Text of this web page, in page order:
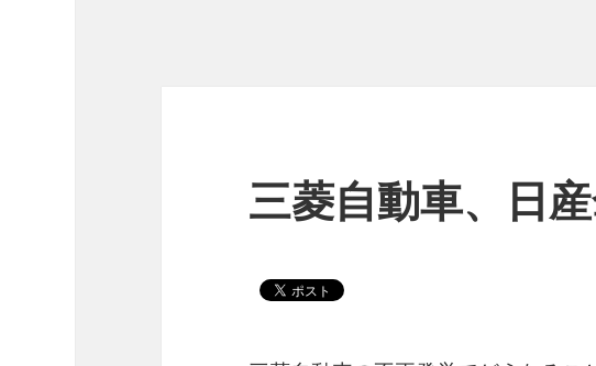
三菱自動車、日